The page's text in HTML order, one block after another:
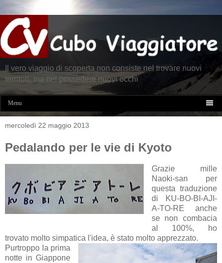
Il vero viaggio di scoperta non consiste nel trovare nuovi
territori, ma nel possedere nuovi occhi
Menu 
mercoledì 22 maggio 2013
Pedalando per le vie di Kyoto
Grazie mille
Naoki-san per
questa traduzione
di KU-BO-BI-AJI-
A-TO-RE anche
se non combacia
al 100%, ho
trovato molto simpatica l'idea, è stato molto apprezzato.
Purtroppo la prima
notte in Giappone